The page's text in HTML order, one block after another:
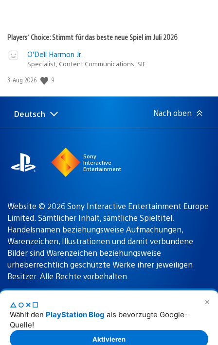
✕
△○✕☐
Wählt den PlayStation Blog als bevorzugte Google-
Quelle!
Aktivieren
Players’ Choice: Stimmt für das beste neue Spiel im Juli 2026
O’Dell Harmon Jr.
Specialist, Content Communications, SIE
Veröffentlichungsdatum:
3. Aug 2026 9
Select
Aktuelle
Deutsch Nach oben
Sony
Interactive
Entertainment
Website © 2026 Sony Interactive Entertainment Europe
Limited. Sämtlicher Inhalt, sämtliche Spieltitel,
Handelsnamen beziehungsweise Aufmachungen,
Warenzeichen, Illustrationen und damit verbundene
Bilder sind Warenzeichen beziehungsweise
urheberrechtlich geschützte Werke ihrer jeweiligen
Besitzer. Alle Rechte vorbehalten.
Nutzungsbedingungen Datenschutzrichtlinie
Rechtliche Hinweise